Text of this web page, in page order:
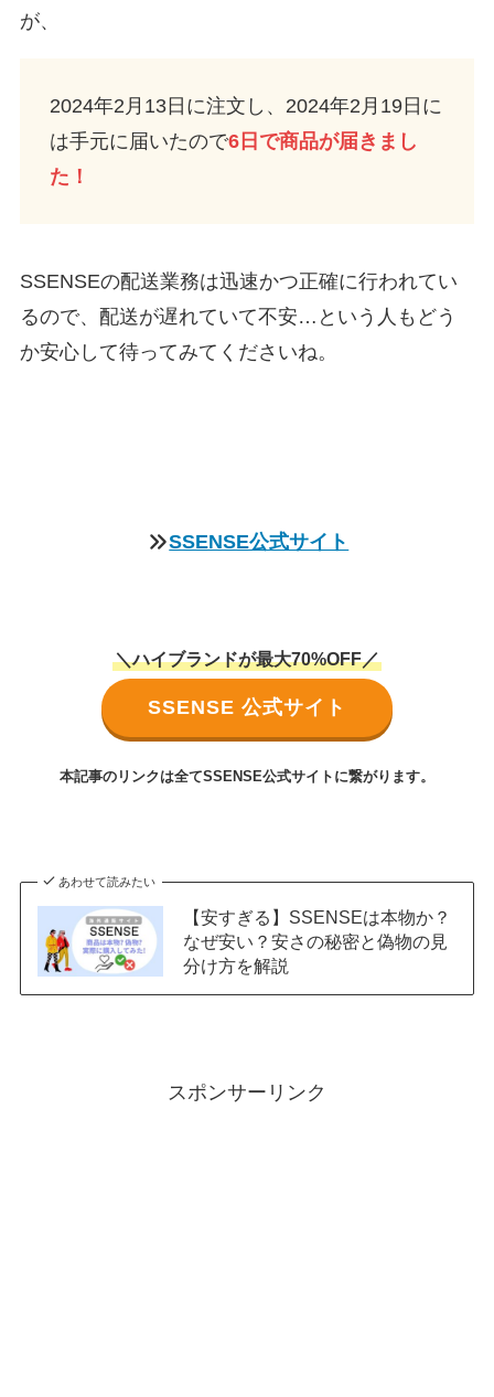
が、
2024年2月13日に注文し、2024年2月19日に
は手元に届いたので6日で商品が届きまし
た！
SSENSEの配送業務は迅速かつ正確に行われてい
るので、配送が遅れていて不安…という人もどう
か安心して待ってみてくださいね。
SSENSE公式サイト
＼ハイブランドが最大70%OFF／
SSENSE 公式サイト
本記事のリンクは全てSSENSE公式サイトに繋がります。
あわせて読みたい
【安すぎる】SSENSEは本物か？
なぜ安い？安さの秘密と偽物の見
分け方を解説
スポンサーリンク